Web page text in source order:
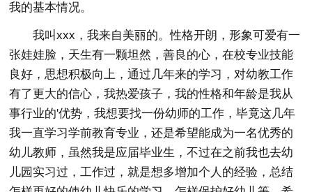
我的基本情况。
我叫xxx，我来自美丽的。性格开朗，形象可爱有一
张娃娃脸，天生有一颗坦然，善良的心，在校专业技能
良好，思想积极向上，通过几年来的学习，对幼教工作
有了更大的信心，我热爱孩子，我的性格和年龄是我从
事行业的'优势，我想要找一份幼师的工作，毕竟这几年
我一直学习学前教育专业，还是希望能成为一名优秀的
幼儿教师，虽然我是应届毕业生，不过在之前我也去幼
儿园实习过，工作过，就是想多增加个人的经验，总结